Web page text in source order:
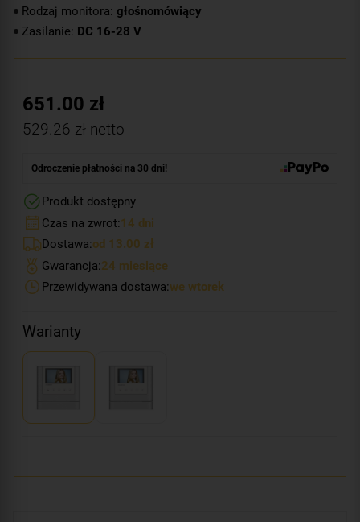
Rodzaj monitora: głośnomówiący
Zasilanie: DC 16-28 V
651.00 zł
529.26 zł netto
Odroczenie płatności na 30 dni!
Produkt dostępny
Czas na zwrot:14 dni
Dostawa:od 13.00 zł
Gwarancja:24 miesiące
Przewidywana dostawa:we wtorek
Warianty